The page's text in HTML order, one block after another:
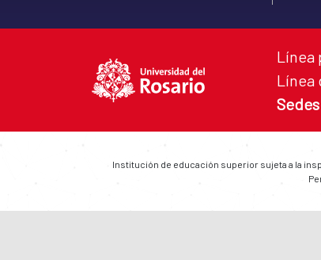
Línea
Línea
Sedes
Institución de educación superior sujeta a la